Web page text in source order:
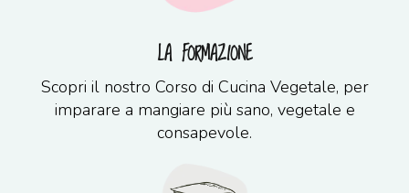
LA FORMAZIONE
Scopri il nostro Corso di Cucina Vegetale, per
imparare a mangiare più sano, vegetale e
consapevole.